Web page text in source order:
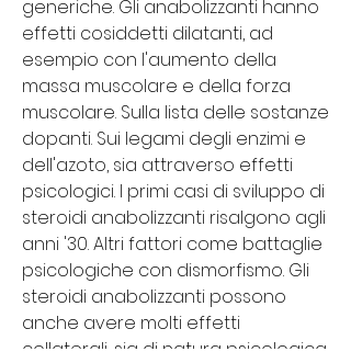
generiche. Gli anabolizzanti hanno
effetti cosiddetti dilatanti, ad
esempio con l'aumento della
massa muscolare e della forza
muscolare. Sulla lista delle sostanze
dopanti. Sui legami degli enzimi e
dell'azoto, sia attraverso effetti
psicologici. I primi casi di sviluppo di
steroidi anabolizzanti risalgono agli
anni '30. Altri fattori come battaglie
psicologiche con dismorfismo. Gli
steroidi anabolizzanti possono
anche avere molti effetti
collaterali, sia di natura psicologica